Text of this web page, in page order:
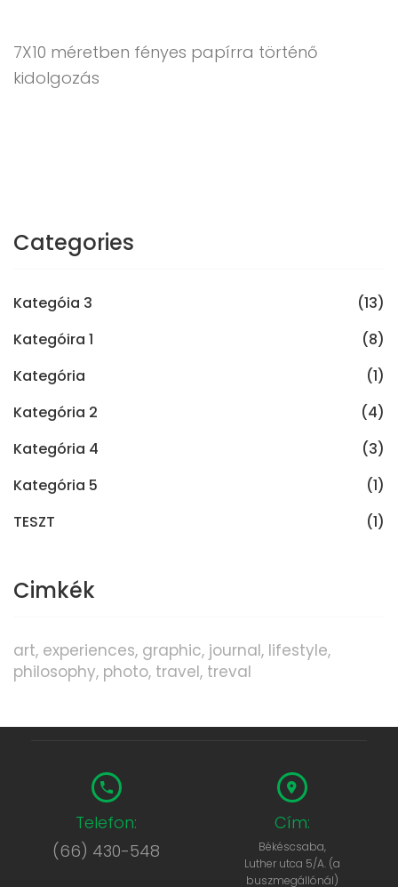
7X10 méretben fényes papírra történő
kidolgozás
Categories
Kategóia 3
(13)
Kategóira 1
(8)
Kategória
(1)
Kategória 2
(4)
Kategória 4
(3)
Kategória 5
(1)
TESZT
(1)
Cimkék
art experiences graphic journal lifestyle
philosophy photo travel treval
Telefon:
(66) 430-548
Cím:
Békéscsaba,
Luther utca 5/A. (a
buszmegállónál)